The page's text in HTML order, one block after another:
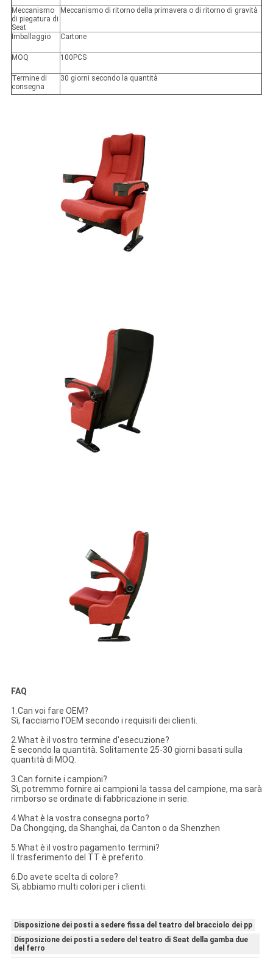
Meccanismo
di piegatura di
Seat
Meccanismo di ritorno della primavera o di ritorno di gravità
Imballaggio Cartone
MOQ 100PCS
Termine di
consegna
30 giorni secondo la quantità
FAQ
1.Can voi fare OEM?
Sì, facciamo l'OEM secondo i requisiti dei clienti.
2.What è il vostro termine d'esecuzione?
È secondo la quantità. Solitamente 25-30 giorni basati sulla
quantità di MOQ.
3.Can fornite i campioni?
Sì, potremmo fornire ai campioni la tassa del campione, ma sarà
rimborso se ordinate di fabbricazione in serie.
4.What è la vostra consegna porto?
Da Chongqing, da Shanghai, da Canton o da Shenzhen
5.What è il vostro pagamento termini?
Il trasferimento del TT è preferito.
6.Do avete scelta di colore?
Sì, abbiamo multi colori per i clienti.
Disposizione dei posti a sedere fissa del teatro del bracciolo dei pp
Disposizione dei posti a sedere del teatro di Seat della gamba due
del ferro